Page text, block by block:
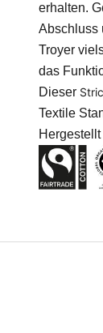
erhalten.
Abschluss
Troyer
das
Dieser
Textile